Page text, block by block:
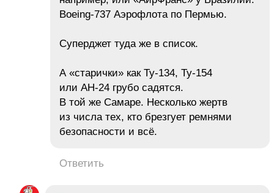
Boeing-737 Аэрофлота по Пермью.
Суперджет туда же в список.
А «старички» как Ту-134, Ту-154
или АН-24 грубо садятся.
В той же Самаре. Несколько жертв
из числа тех, кто брезгует ремнями
безопасности и всё.
Ответить